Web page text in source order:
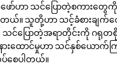
ာ်ဟာ သင်ပြောတဲ့စကားတွ
တယ်။ သူတို့ဟာ သင့်ခံစားချက်
၊ သင်ပြောတဲ့အရာတိုင်းကို ဂရု
ားထောင်မှုဟာ သင်နှစ်ယောက်
စေပါတယ်။